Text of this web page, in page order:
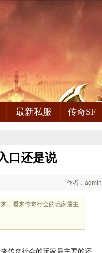
最新私服 传奇SF
口还是说
作者：admin
，看来传奇行会的玩家最主